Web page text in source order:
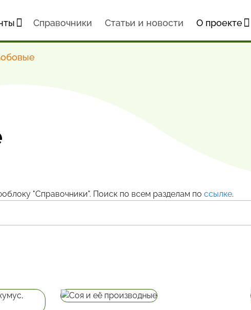
Cправочники Статьи и новости О проекте
"Справочники". Поиск по всем разделам по ссылке.